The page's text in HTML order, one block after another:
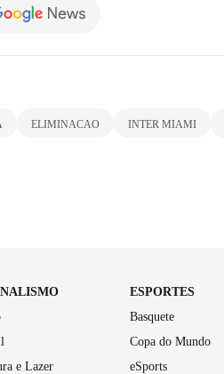
ELIMINACAO INTER MIAMI
e Lazer
ESPORTES
Basquete
Copa do Mundo
eSports